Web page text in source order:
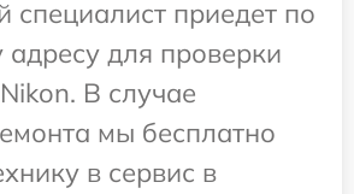
специалист приедет по
для проверки
В случае
мы бесплатно
в сервис в